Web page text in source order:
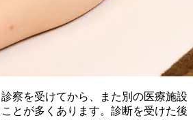
察を受けてから、また別の医療施設
とが多くあります。診断を受けた後